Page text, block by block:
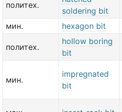
политех.
soldering bit
мин. hexagon bit
политех.
hollow boring
bit
мин.
impregnated
bit